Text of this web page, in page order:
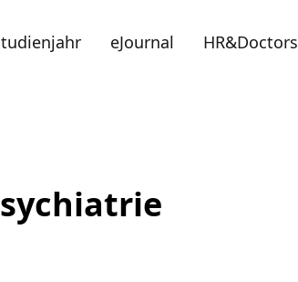
eJournal HR&Doctors